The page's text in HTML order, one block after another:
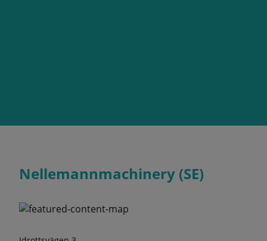
Nellemannmachinery (SE)